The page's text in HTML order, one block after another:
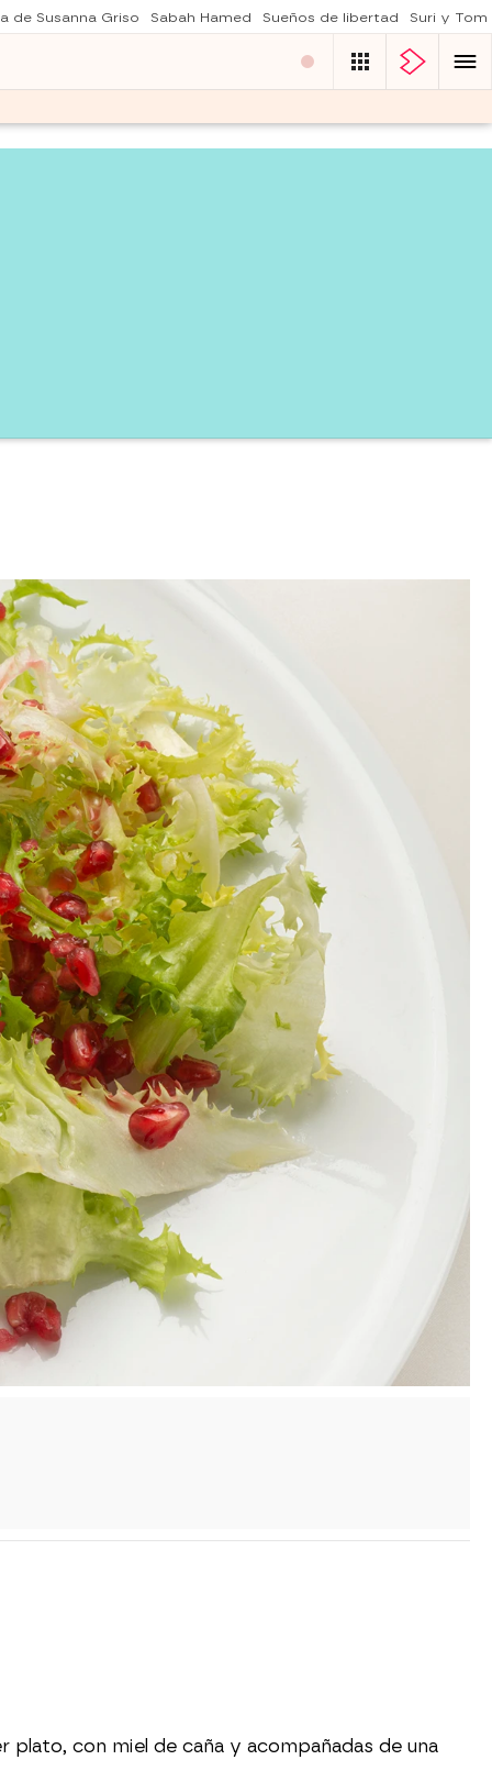
de Susanna Griso Sabah Hamed Sueños de libertad Suri y Tom
con miel de caña y acompañadas de una